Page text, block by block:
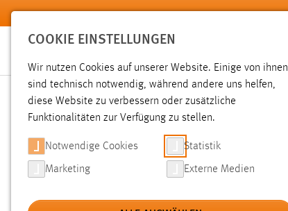
Zum Hauptinhalt springen
SUCHE
COOKIE EINSTELLUNGEN
Wir nutzen Cookies auf unserer Website. Einige von ihnen
sind technisch notwendig, während andere uns helfen,
diese Website zu verbessern oder zusätzliche
Funktionalitäten zur Verfügung zu stellen.
Notwendige Cookies Statistik
Marketing Externe Medien